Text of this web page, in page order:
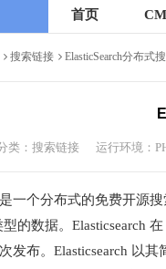
首页
搜索链接 ElasticSearch分布式
类： 搜索链接 运行环境：
是一个分布式的免费开源
的数据。Elasticsearch
发布。Elasticsearch 以